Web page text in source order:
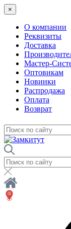
×
О компании
Реквизиты
Доставка
Мастер-
Оптовикам
Новинки
Распродажа
Оплата
Возврат